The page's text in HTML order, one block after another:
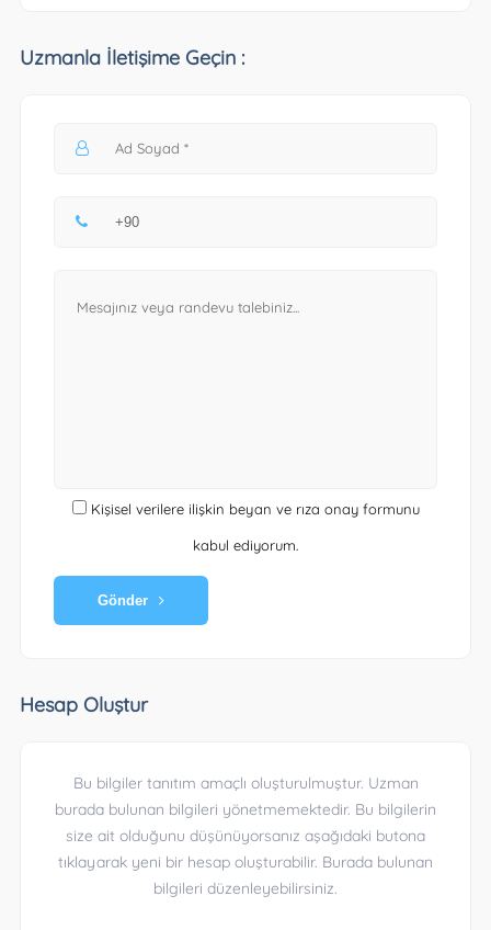
Uzmanla İletişime Geçin :
Kişisel verilere ilişkin beyan ve rıza onay formunu
kabul ediyorum.
Gönder
Hesap Oluştur
Bu bilgiler tanıtım amaçlı oluşturulmuştur. Uzman
burada bulunan bilgileri yönetmemektedir. Bu bilgilerin
size ait olduğunu düşünüyorsanız aşağıdaki butona
tıklayarak yeni bir hesap oluşturabilir. Burada bulunan
bilgileri düzenleyebilirsiniz.